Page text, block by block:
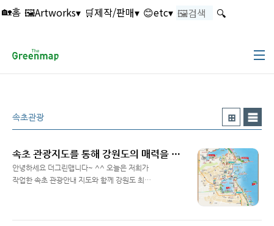
🏡홈 🖼️Artworks▾ 🛒제작/판매▾ 😊etc▾ 🔍
속초관광
속초 관광지도를 통해 강원도의 매력을 안내해드립니다 - 더그린맵
안녕하세요 더그린맵니다~ ^^ 오늘은 저희가
작업한 속초 관광안내 지도와 함께 강원도 최고